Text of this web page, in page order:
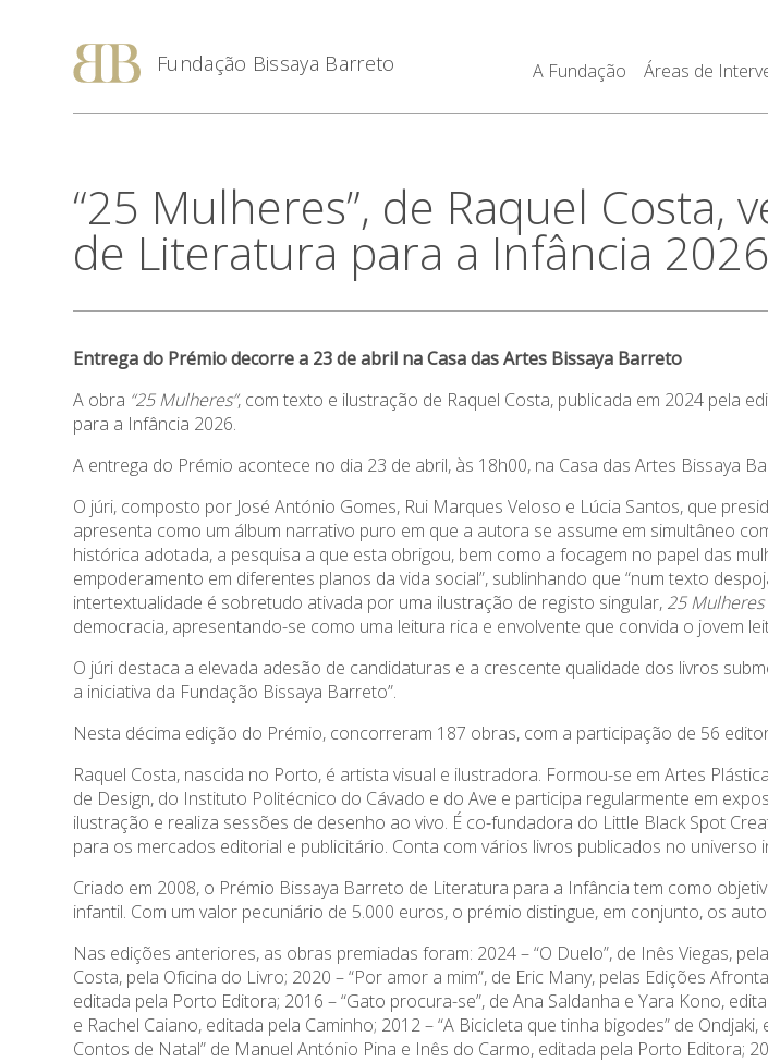
Fundação Bissaya Barreto A Fundação Áreas de
“25 Mulheres”, de Raquel Costa,
de Literatura para a Infância 2026
Entrega do Prémio decorre a 23 de abril na Casa das Artes Bissaya Barreto
A obra “25 Mulheres”, com texto e ilustração de Raquel Costa, publicada em 2024 pela
para a Infância 2026.
A entrega do Prémio acontece no dia 23 de abril, às 18h00, na Casa das Artes Bissaya
O júri, composto por José António Gomes, Rui Marques Veloso e Lúcia Santos, que
apresenta como um álbum narrativo puro em que a autora se assume em simultâneo
histórica adotada, a pesquisa a que esta obrigou, bem como a focagem no papel das
empoderamento em diferentes planos da vida social”, sublinhando que “num texto
intertextualidade é sobretudo ativada por uma ilustração de registo singular, 25 Mulheres
democracia, apresentando-se como uma leitura rica e envolvente que convida o jovem
O júri destaca a elevada adesão de candidaturas e a crescente qualidade dos livros
a iniciativa da Fundação Bissaya Barreto”.
Nesta décima edição do Prémio, concorreram 187 obras, com a participação de 56
Raquel Costa, nascida no Porto, é artista visual e ilustradora. Formou-se em Artes
de Design, do Instituto Politécnico do Cávado e do Ave e participa regularmente em
ilustração e realiza sessões de desenho ao vivo. É co-fundadora do Little Black Spot
para os mercados editorial e publicitário. Conta com vários livros publicados no universo
Criado em 2008, o Prémio Bissaya Barreto de Literatura para a Infância tem como
infantil. Com um valor pecuniário de 5.000 euros, o prémio distingue, em conjunto, os
Nas edições anteriores, as obras premiadas foram: 2024 – “O Duelo”, de Inês Viegas,
Costa, pela Oficina do Livro; 2020 – “Por amor a mim”, de Eric Many, pelas Edições
editada pela Porto Editora; 2016 – “Gato procura-se”, de Ana Saldanha e Yara Kono,
e Rachel Caiano, editada pela Caminho; 2012 – “A Bicicleta que tinha bigodes” de
Contos de Natal” de Manuel António Pina e Inês do Carmo, editada pela Porto Editora;